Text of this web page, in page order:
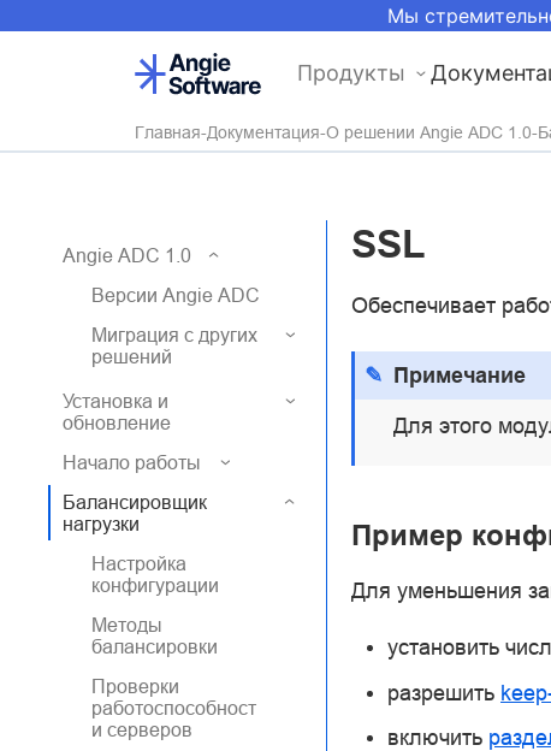
Мы
Продукты
Главная Документация О решении Angie ADC 1.0
Angie ADC 1.0
Версии Angie ADC
Миграция с других
решений
Установка и
обновление
Начало работы
Балансировщик
нагрузки
Настройка
конфигурации
Методы
балансировки
Проверки
работоспособност
и серверов
SSL
Обеспечивает
Примечание
Для этого
Пример
Для уменьшения
установить
разрешить
включить